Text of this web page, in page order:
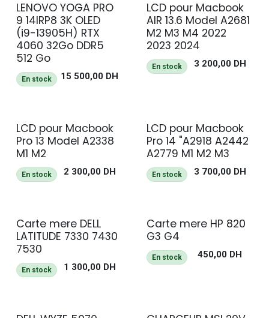
LENOVO YOGA PRO
9 14IRP8 3K OLED
(i9-13905H) RTX
4060 32Go DDR5
512 Go
15 500,00 DH
En stock
LCD pour Macbook
AIR 13.6 Model A2681
M2 M3 M4 2022
2023 2024
3 200,00DH
En stock
LCD pour Macbook
Pro 13 Model A2338
M1 M2
2 300,00DH
En stock
LCD pour Macbook
Pro 14 "A2918 A2442
A2779 M1 M2 M3
3 700,00DH
En stock
Carte mere DELL
LATITUDE 7330 7430
7530
1 300,00DH
En stock
Carte mere HP 820
G3 G4
450,00 DH
En stock